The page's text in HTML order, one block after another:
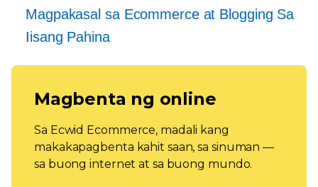
Magpakasal sa Ecommerce at Blogging Sa
Iisang Pahina
Magbenta ng online
Sa Ecwid Ecommerce, madali kang
makakapagbenta kahit saan, sa sinuman —
sa buong internet at sa buong mundo.